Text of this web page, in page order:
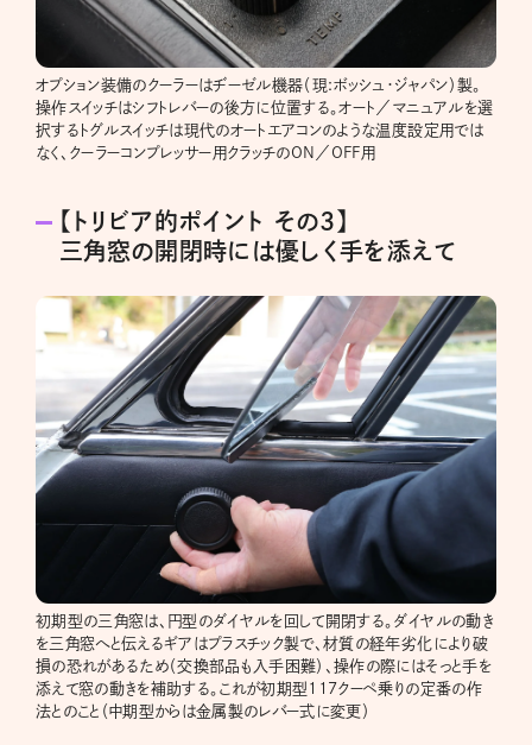
オプション装備のクーラーはヂーゼル機器（現:ボッシュ・ジャパン）製。
操作スイッチはシフトレバーの後方に位置する。オート／マニュアルを選
択するトグルスイッチは現代のオートエアコンのような温度設定用では
なく、クーラーコンプレッサー用クラッチのON／OFF用
【トリビア的ポイント その3】
三角窓の開閉時には優しく手を添えて
初期型の三角窓は、円型のダイヤルを回して開閉する。ダイヤルの動き
を三角窓へと伝えるギアはプラスチック製で、材質の経年劣化により破
損の恐れがあるため（交換部品も入手困難）、操作の際にはそっと手を
添えて窓の動きを補助する。これが初期型117クーペ乗りの定番の作
法とのこと（中期型からは金属製のレバー式に変更）